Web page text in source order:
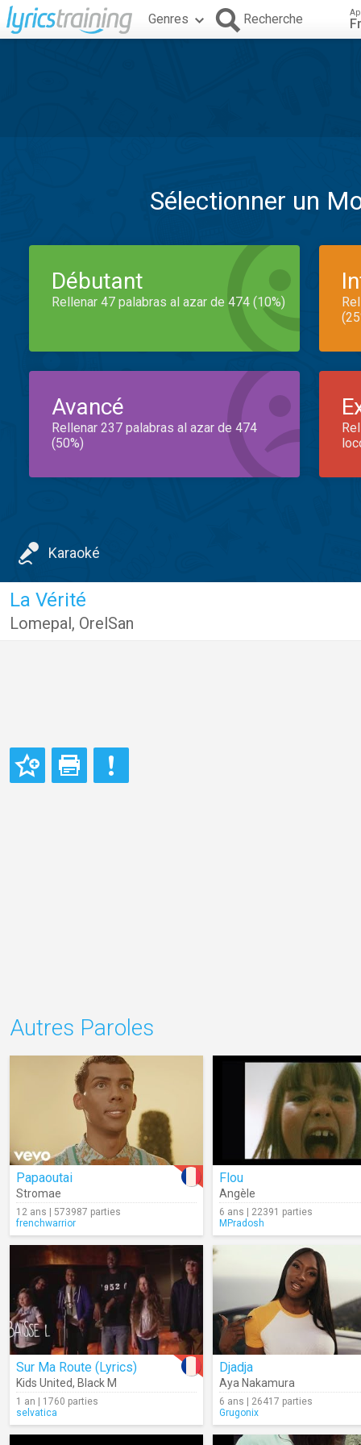
Genres Recherche
Sélectionner un
Débutant
Rellenar 47 palabras al azar de 474 (10%)
Avancé
Rellenar 237 palabras al azar de 474
(50%)
Karaoké
La Vérité
Lomepal, OrelSan
Autres Paroles
Papaoutai
Stromae
12 ans | 573987 parties
frenchwarrior
Flou
Angèle
6 ans | 22391 parties
MPradosh
Sur Ma Route (Lyrics)
Kids United, Black M
1 an | 1760 parties
selvatica
Djadja
Aya Nakamura
6 ans | 26417 parties
Grugonix